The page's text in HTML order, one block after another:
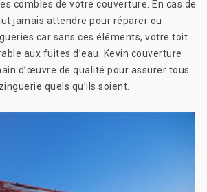
combles de votre couverture. En cas de
jamais attendre pour réparer ou
car sans ces éléments, votre toit
aux fuites d’eau. Kevin couverture
d’œuvre de qualité pour assurer tous
quels qu’ils soient.